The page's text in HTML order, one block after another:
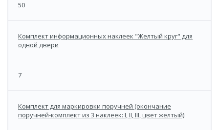
50
Комплект информационных наклеек "Желтый круг" для
одной двери
7
Комплект для маркировки поручней (окончание
поручней-комплект из 3 наклеек: I, II, III, цвет желтый)